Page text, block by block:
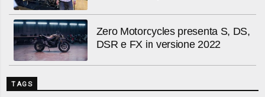
Zero Motorcycles presenta S, DS,
DSR e FX in versione 2022
TAGS